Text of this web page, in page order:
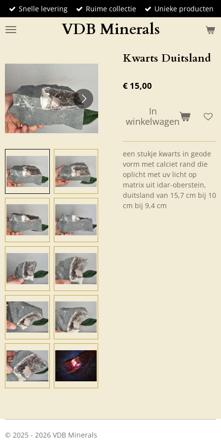
Ga
direct
naar
VDB Minerals
Snelle levering Ruime collectie Unieke producten
Kwarts Duitsland
€ 15,00
In
winkelwagen
een stukje kwarts in geode
vorm met calciet rand die
oplicht met uv licht op
matrix uit idar-oberstein,
duitsland van 15,7 cm bij 10
cm bij 9,4 cm
© 2025 - 2026 VDB Minerals